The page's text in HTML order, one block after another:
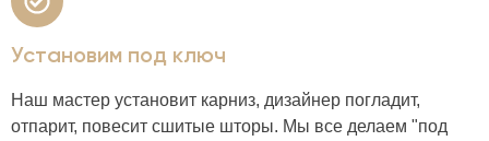
Установим под ключ
Наш мастер установит карниз, дизайнер погладит,
отпарит, повесит сшитые шторы. Мы все делаем "под